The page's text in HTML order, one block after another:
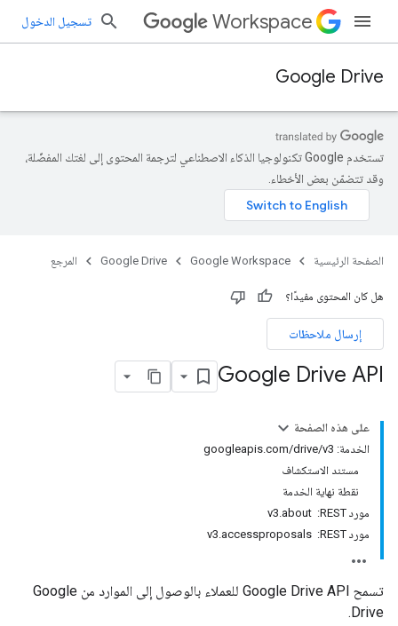
Workspace تسجيل الدخول
Google Drive
تستخدم Google تكنولوجيا الذكاء الاصطناعي لترجمة المحتوى إلى لغتك المفضّلة،
وقد تتضمّن بعض الأخطاء.
الصفحة الرئيسية Google Workspace
Google Drive المرجع
هل كان المحتوى مفيدًا؟
إرسال ملاحظات
Google Drive API
على هذه الصفحة
الخدمة: googleapis.com/drive/v3
مستند الاستكشاف
نقطة نهاية الخدمة
مورد REST: ‏ v3.about
مورد REST: ‏ v3.accessproposals
تسمح Google Drive API للعملاء بالوصول إلى الموارد من Google
Drive.